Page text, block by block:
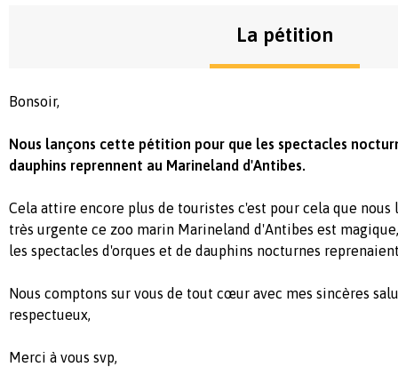
La pétition
Bonsoir,
Nous lançons cette pétition pour que les spectacles
dauphins reprennent au Marineland d'Antibes.
Cela attire encore plus de touristes c'est pour cela que
très urgente ce zoo marin Marineland d'Antibes est
les spectacles d'orques et de dauphins nocturnes
Nous comptons sur vous de tout cœur avec mes sincères
respectueux,
Merci à vous svp,